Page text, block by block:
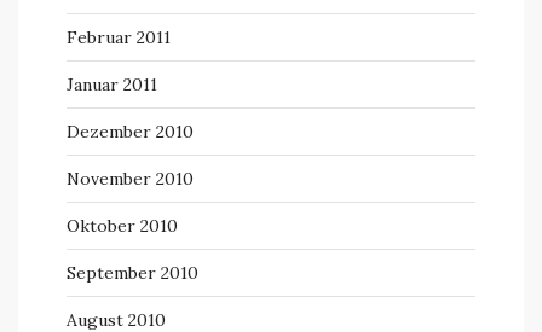
Februar 2011
Januar 2011
Dezember 2010
November 2010
Oktober 2010
September 2010
August 2010